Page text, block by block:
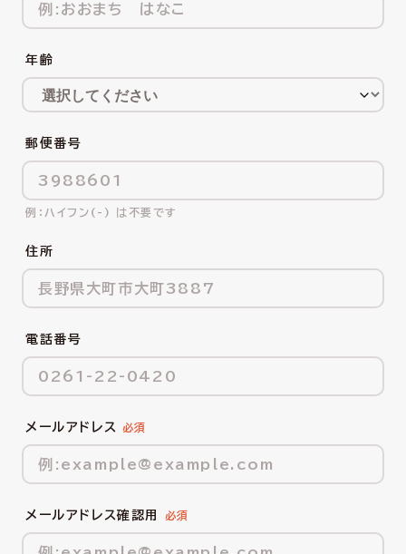
年齢
郵便番号
ハイフン(-) は不要です
住所
電話番号
メールアドレス
メールアドレス確認用